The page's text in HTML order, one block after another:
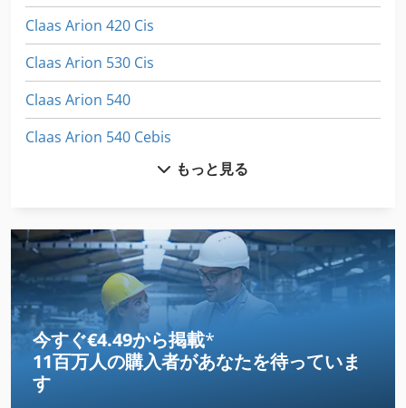
Claas Arion 420 Cis
Claas Arion 530 Cis
Claas Arion 540
Claas Arion 540 Cebis
Claas Axion 820
Claas Axion 830 Cebis
Claas Axion 840 Cmatic
Claas Axion 850 Cebis
Claas Axos 330
もっと見る
今すぐ€4.49から掲載*
11百万人の購入者があなたを待っていま
す